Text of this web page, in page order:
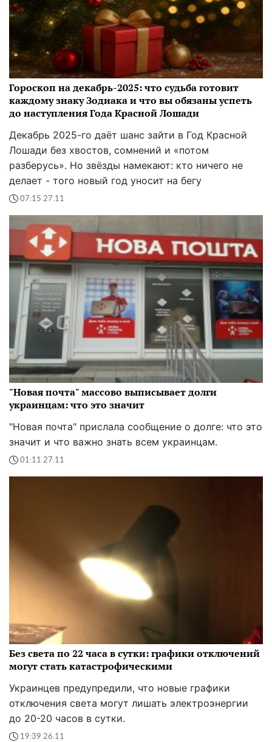
Гороскоп на декабрь-2025: что судьба готовит
каждому знаку Зодиака и что вы обязаны успеть
до наступления Года Красной Лошади
Декабрь 2025-го даёт шанс зайти в Год Красной
Лошади без хвостов, сомнений и «потом
разберусь». Но звёзды намекают: кто ничего не
делает - того новый год уносит на бегу
07:15 27.11
"Новая почта" массово выписывает долги
украинцам: что это значит
"Новая почта" прислала сообщение о долге: что это
значит и что важно знать всем украинцам.
01:11 27.11
Без света по 22 часа в сутки: графики отключений
могут стать катастрофическими
Украинцев предупредили, что новые графики
отключения света могут лишать электроэнергии
до 20-20 часов в сутки.
19:39 26.11